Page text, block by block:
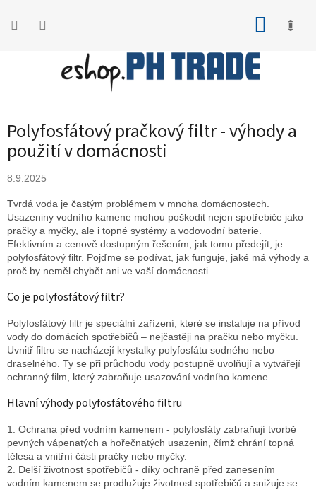
obsah
Polyfosfátový pračkový filtr - výhody a
použití v domácnosti
8.9.2025
Tvrdá voda je častým problémem v mnoha domácnostech.
Usazeniny vodního kamene mohou poškodit nejen spotřebiče jako
pračky a myčky, ale i topné systémy a vodovodní baterie.
Efektivním a cenově dostupným řešením, jak tomu předejít, je
polyfosfátový filtr. Pojďme se podívat, jak funguje, jaké má výhody a
proč by neměl chybět ani ve vaší domácnosti.
Co je polyfosfátový filtr?
Polyfosfátový filtr je speciální zařízení, které se instaluje na přívod
vody do domácích spotřebičů – nejčastěji na pračku nebo myčku.
Uvnitř filtru se nacházejí krystalky polyfosfátu sodného nebo
draselného. Ty se při průchodu vody postupně uvolňují a vytvářejí
ochranný film, který zabraňuje usazování vodního kamene.
Hlavní výhody polyfosfátového filtru
1. Ochrana před vodním kamenem - polyfosfáty zabraňují tvorbě
pevných vápenatých a hořečnatých usazenin, čímž chrání topná
tělesa a vnitřní části pračky nebo myčky.
2. Delší životnost spotřebičů - díky ochraně před zanesením
vodním kamenem se prodlužuje životnost spotřebičů a snižuje se